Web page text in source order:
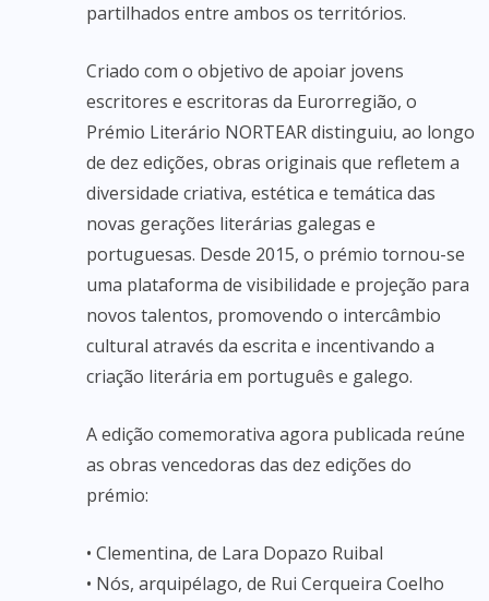
partilhados entre ambos os territórios.
Criado com o objetivo de apoiar jovens
escritores e escritoras da Eurorregião, o
Prémio Literário NORTEAR distinguiu, ao longo
de dez edições, obras originais que refletem a
diversidade criativa, estética e temática das
novas gerações literárias galegas e
portuguesas. Desde 2015, o prémio tornou-se
uma plataforma de visibilidade e projeção para
novos talentos, promovendo o intercâmbio
cultural através da escrita e incentivando a
criação literária em português e galego.
A edição comemorativa agora publicada reúne
as obras vencedoras das dez edições do
prémio:
• Clementina, de Lara Dopazo Ruibal
• Nós, arquipélago, de Rui Cerqueira Coelho